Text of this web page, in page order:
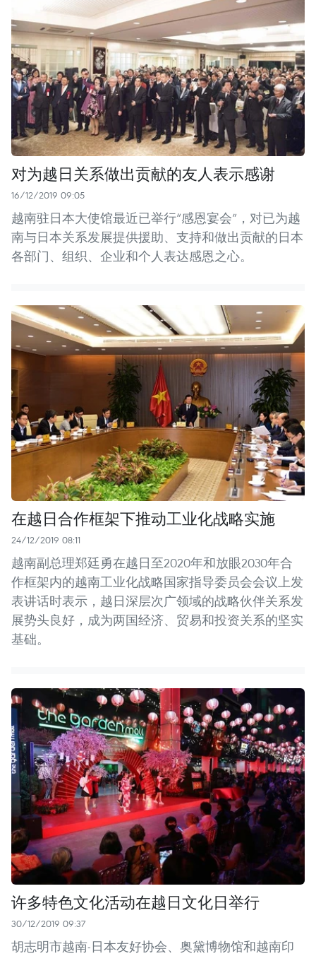
对为越日关系做出贡献的友人表示感谢
16/12/2019 09:05
越南驻日本大使馆最近已举行“感恩宴会”，对已为越
南与日本关系发展提供援助、支持和做出贡献的日本
各部门、组织、企业和个人表达感恩之心。
在越日合作框架下推动工业化战略实施
24/12/2019 08:11
越南副总理郑廷勇在越日至2020年和放眼2030年合
作框架内的越南工业化战略国家指导委员会会议上发
表讲话时表示，越日深层次广领域的战略伙伴关系发
展势头良好，成为两国经济、贸易和投资关系的坚实
基础。
许多特色文化活动在越日文化日举行
30/12/2019 09:37
胡志明市越南-日本友好协会、奥黛博物馆和越南印